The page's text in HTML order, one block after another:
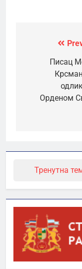
Кретање
чланка
Писац
Орденом
Тренутна